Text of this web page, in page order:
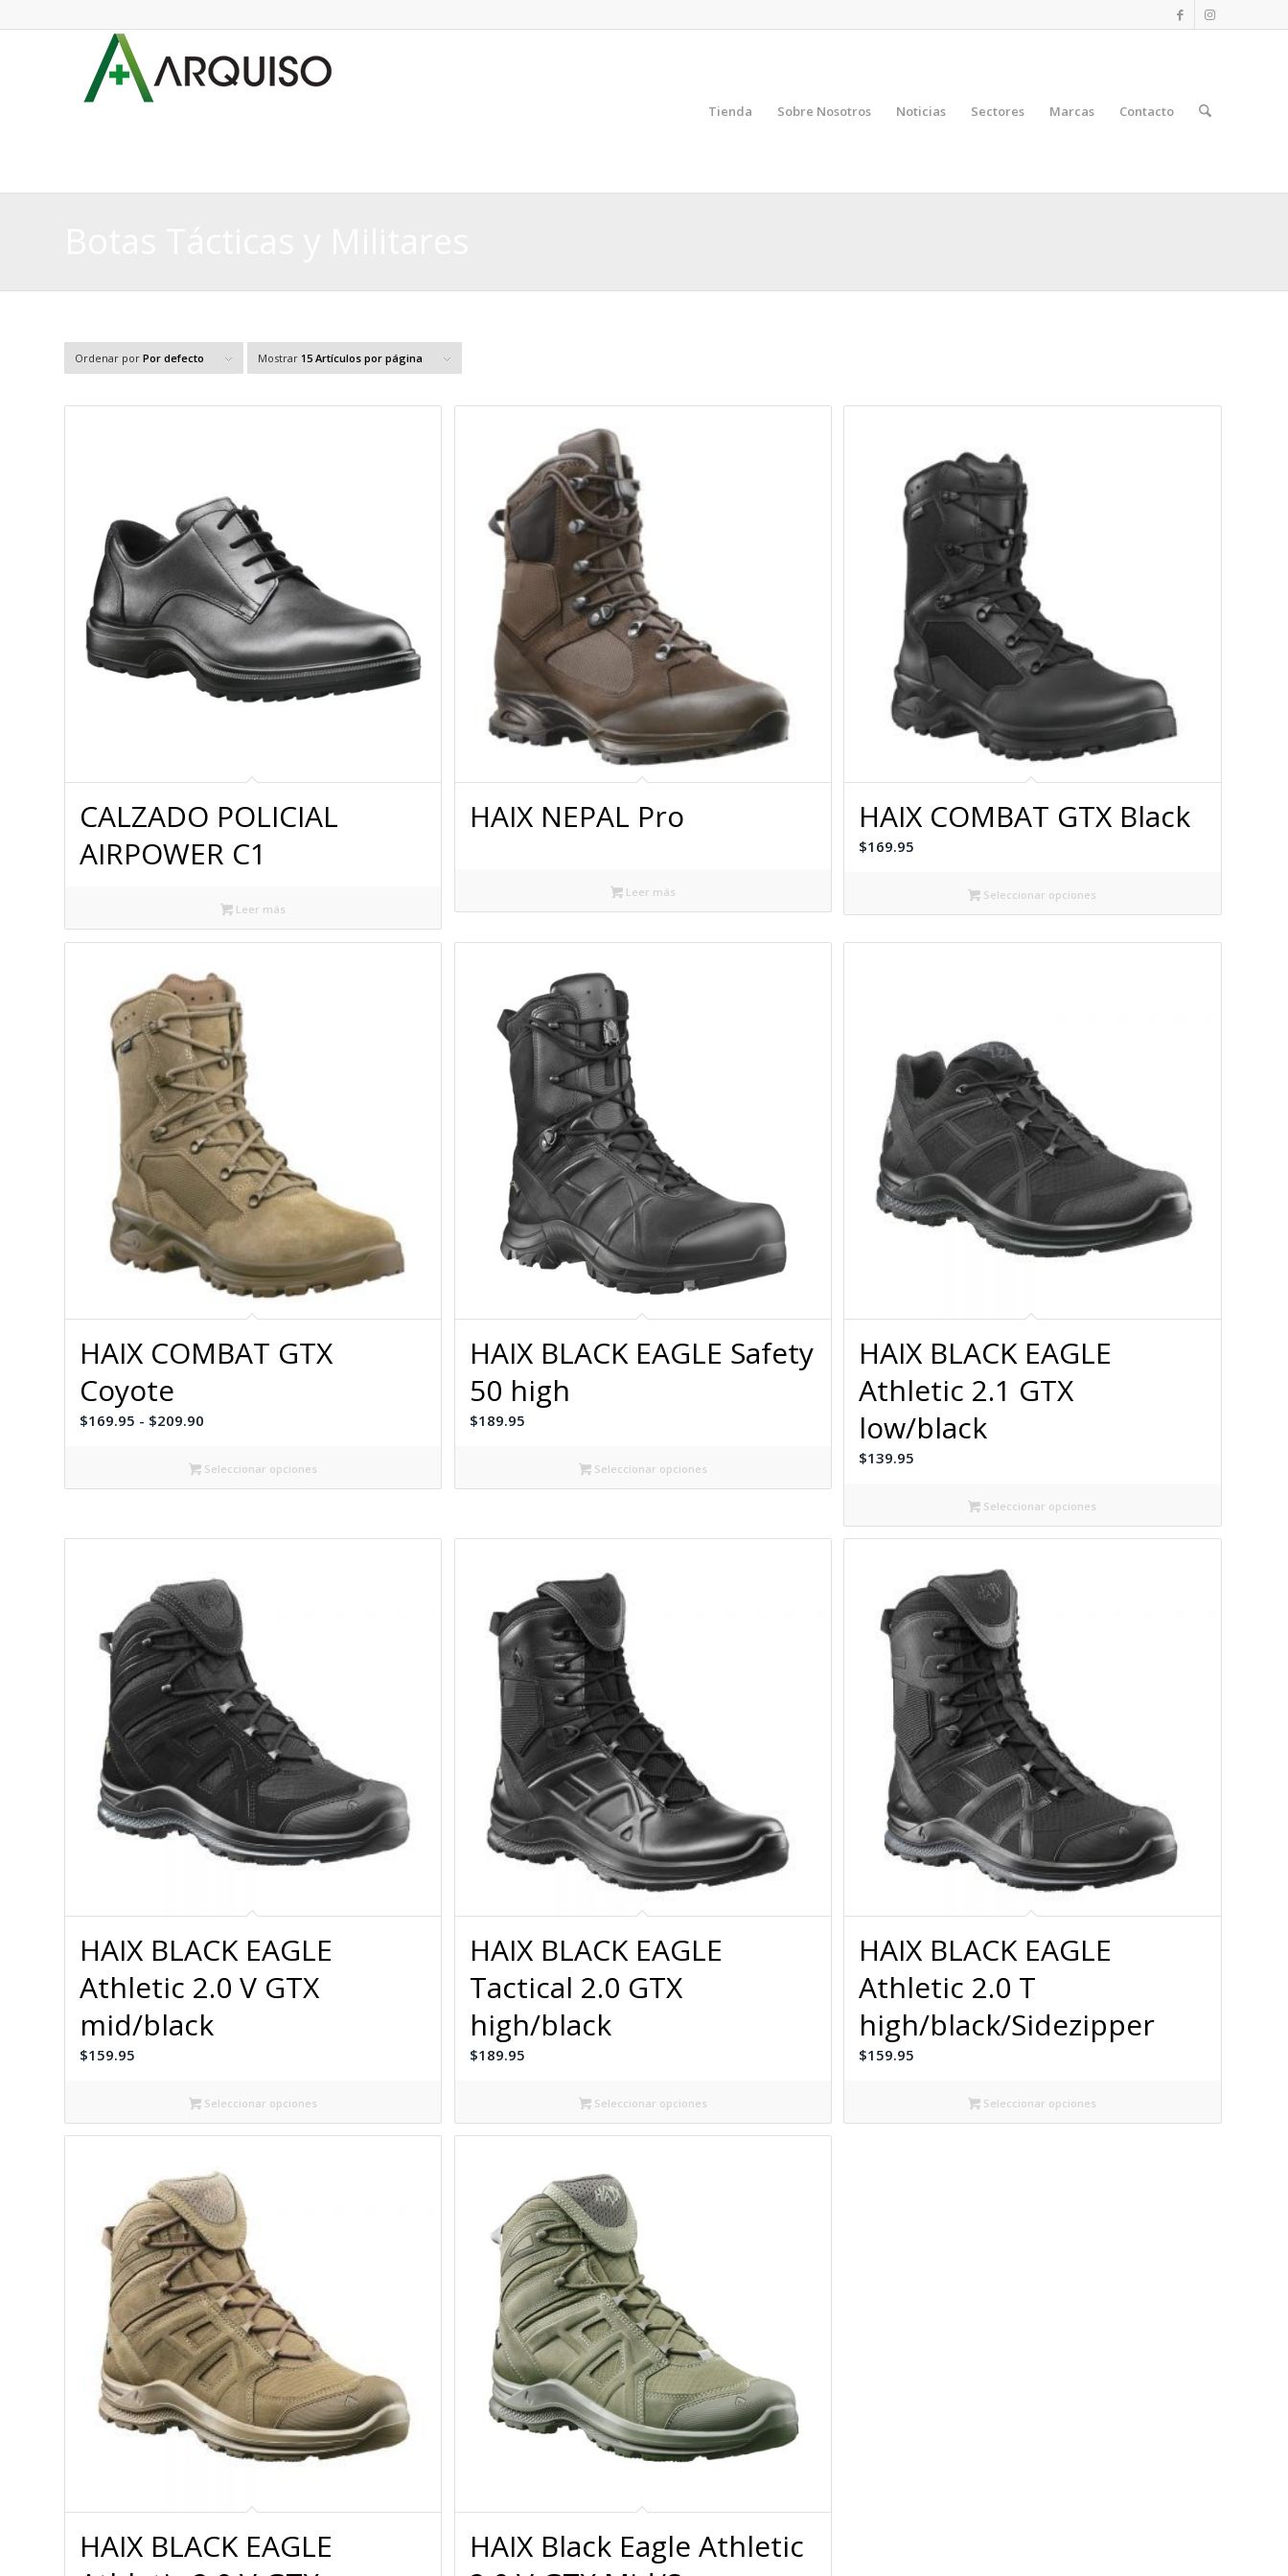
Tienda Sobre Nosotros Noticias Sectores Marcas Contacto
Ordenar por Por defecto Mostrar 15 Artículos por página
CALZADO POLICIAL
AIRPOWER C1
Leer más
HAIX NEPAL Pro
Leer más
HAIX COMBAT GTX Black
$169.95
Seleccionar opciones
HAIX COMBAT GTX
Coyote
$169.95 - $209.90
precios:
desde
hasta
Seleccionar opciones
HAIX BLACK EAGLE Safety
50 high
$189.95
Seleccionar opciones
HAIX BLACK EAGLE
Athletic 2.1 GTX
low/black
$139.95
Seleccionar opciones
HAIX BLACK EAGLE
Athletic 2.0 V GTX
mid/black
$159.95
Seleccionar opciones
HAIX BLACK EAGLE
Tactical 2.0 GTX
high/black
$189.95
Seleccionar opciones
HAIX BLACK EAGLE
Athletic 2.0 T
high/black/Sidezipper
$159.95
Seleccionar opciones
HAIX BLACK EAGLE
HAIX Black Eagle Athletic